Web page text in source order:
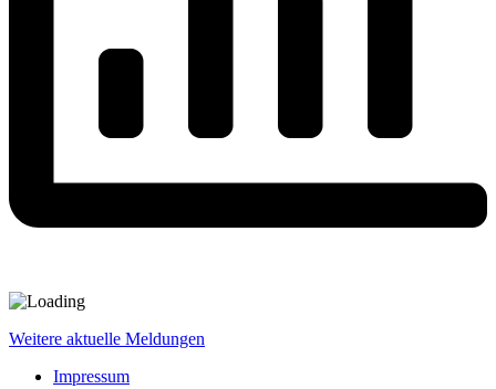
Weitere aktuelle Meldungen
Impressum